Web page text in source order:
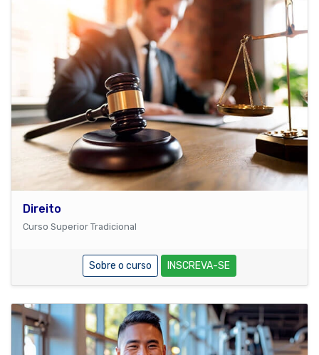
Direito
Curso Superior Tradicional
Sobre o curso INSCREVA-SE